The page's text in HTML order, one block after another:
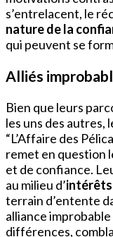
s’entrelacent, le
nature de la
qui peuvent se
Alliés
Bien que leurs
les uns des autres,
“L’Affaire des
remet en question
et de confiance.
au milieu d’
terrain d’entente
alliance
différences,